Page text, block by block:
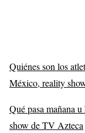
Quiénes son los
México, reality
Qué pasa mañana
show de TV Azteca